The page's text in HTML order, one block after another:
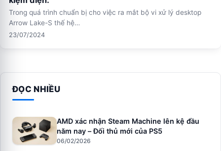
Trong quá trình chuẩn bị cho việc ra mắt bộ vi xử lý desktop
Arrow Lake-S thế hệ…
23/07/2024
ĐỌC NHIỀU
AMD xác nhận Steam Machine lên kệ đầu
năm nay – Đối thủ mới của PS5
06/02/2026